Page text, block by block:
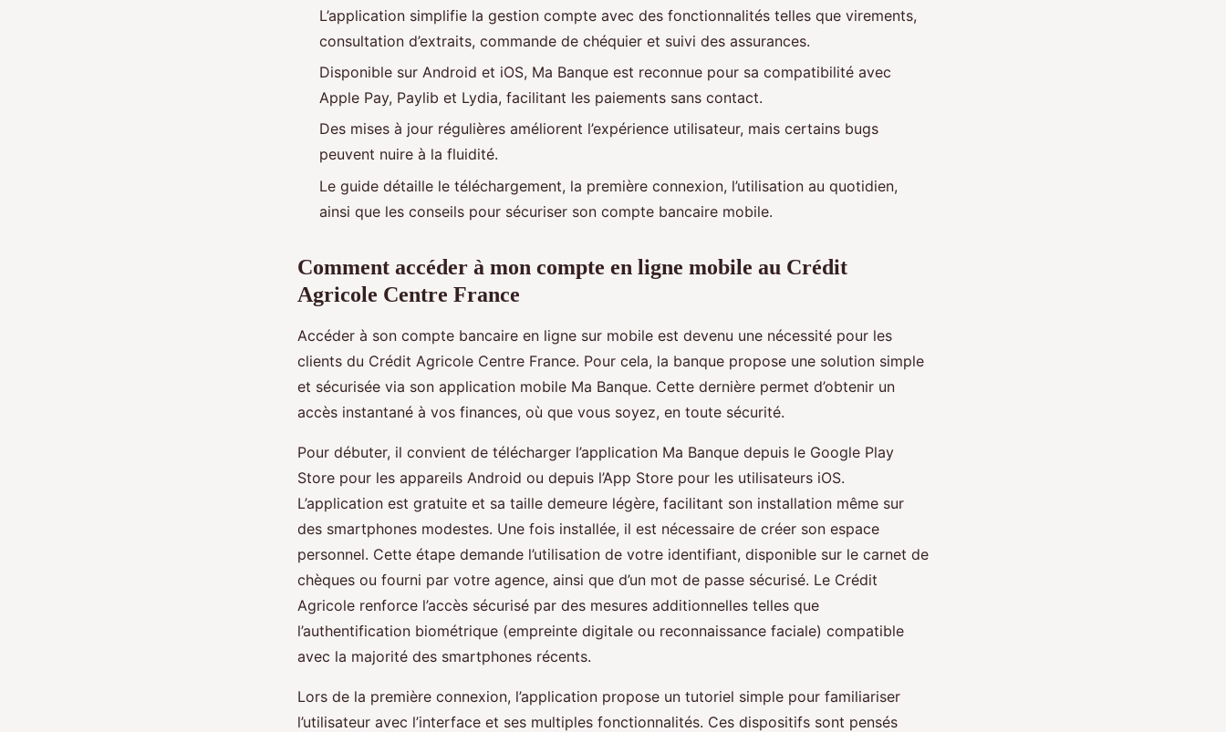
L’application simplifie la gestion compte avec des fonctionnalités telles que virements,
consultation d’extraits, commande de chéquier et suivi des assurances.
Disponible sur Android et iOS, Ma Banque est reconnue pour sa compatibilité avec
Apple Pay, Paylib et Lydia, facilitant les paiements sans contact.
Des mises à jour régulières améliorent l’expérience utilisateur, mais certains bugs
peuvent nuire à la fluidité.
Le guide détaille le téléchargement, la première connexion, l’utilisation au quotidien,
ainsi que les conseils pour sécuriser son compte bancaire mobile.
Comment accéder à mon compte en ligne mobile au Crédit
Agricole Centre France
Accéder à son compte bancaire en ligne sur mobile est devenu une nécessité pour les
clients du Crédit Agricole Centre France. Pour cela, la banque propose une solution simple
et sécurisée via son application mobile Ma Banque. Cette dernière permet d’obtenir un
accès instantané à vos finances, où que vous soyez, en toute sécurité.
Pour débuter, il convient de télécharger l’application Ma Banque depuis le Google Play
Store pour les appareils Android ou depuis l’App Store pour les utilisateurs iOS.
L’application est gratuite et sa taille demeure légère, facilitant son installation même sur
des smartphones modestes. Une fois installée, il est nécessaire de créer son espace
personnel. Cette étape demande l’utilisation de votre identifiant, disponible sur le carnet de
chèques ou fourni par votre agence, ainsi que d’un mot de passe sécurisé. Le Crédit
Agricole renforce l’accès sécurisé par des mesures additionnelles telles que
l’authentification biométrique (empreinte digitale ou reconnaissance faciale) compatible
avec la majorité des smartphones récents.
Lors de la première connexion, l’application propose un tutoriel simple pour familiariser
l’utilisateur avec l’interface et ses multiples fonctionnalités. Ces dispositifs sont pensés